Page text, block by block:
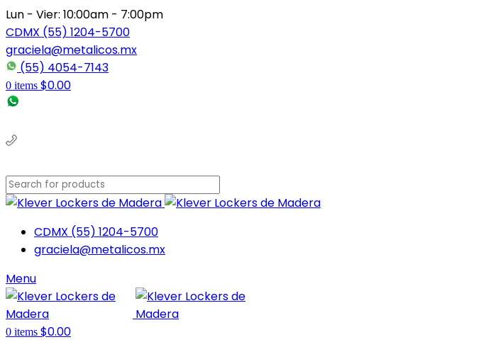
Lun - Vier: 10:00am - 7:00pm
CDMX (55) 1204-5700
graciela@metalicos.mx
(55) 4054-7143
0 items $0.00
CDMX (55) 1204-5700
graciela@metalicos.mx
Menu
0 items $0.00